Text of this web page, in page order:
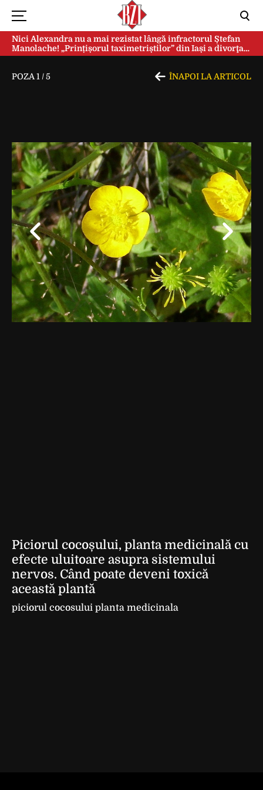
Nici Alexandra nu a mai rezistat lângă infractorul Ștefan
Manolache! „Prințișorul taximetriștilor” din Iași a divorţat
după doi ani de căsnicie
POZA 1 /5 ÎNAPOI LA ARTICOL
Piciorul cocoșului, planta medicinală cu
efecte uluitoare asupra sistemului
nervos. Când poate deveni toxică
această plantă
piciorul cocosului planta medicinala